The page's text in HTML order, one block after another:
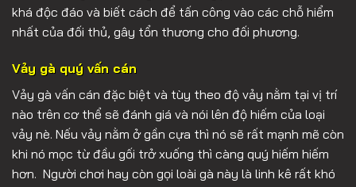
khá độc đáo và biết cách để tấn công vào các chỗ hiểm
nhất của đối thủ, gây tổn thương cho đối phương.
Vảy gà quý vấn cán
Vảy gà vấn cán đặc biệt và tùy theo độ vảy nằm tại vị trí
nào trên cơ thể sẽ đánh giá và nói lên độ hiếm của loại
vảy nè. Nếu vảy nằm ở gần cựa thì nó sẽ rất mạnh mẽ còn
khi nó mọc từ đầu gối trở xuống thì càng quý hiếm hiếm
hơn. Người chơi hay còn gọi loài gà này là linh kê rất khó